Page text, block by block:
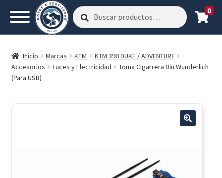
Buscar
por:
Buscar 0
Inicio Marcas KTM
KTM 390 DUKE / ADVENTURE
Accesorios
Luces y Electricidad
Toma Cigarrera Din Wunderlich
(Para USB)